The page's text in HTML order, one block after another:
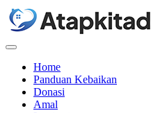
Menu
Home
Panduan Kebaikan
Donasi
Amal